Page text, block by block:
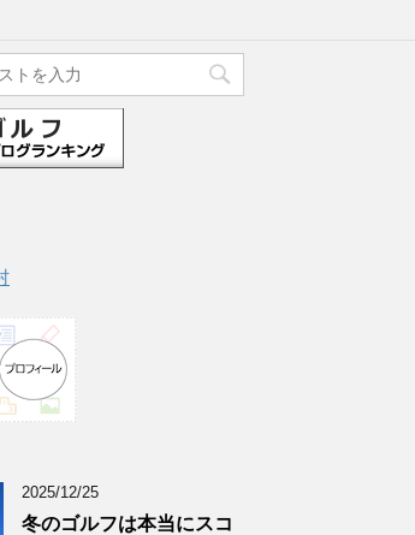
2025/12/25
冬のゴルフは本当にスコ